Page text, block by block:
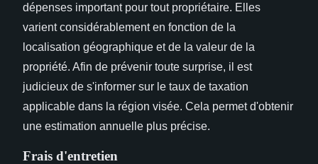
dépenses important pour tout propriétaire. Elles
varient considérablement en fonction de la
localisation géographique et de la valeur de la
propriété. Afin de prévenir toute surprise, il est
judicieux de s'informer sur le taux de taxation
applicable dans la région visée. Cela permet d'obtenir
une estimation annuelle plus précise.
Frais d'entretien